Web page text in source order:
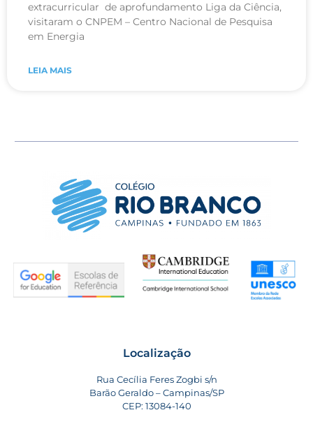
extracurricular de aprofundamento Liga da Ciência,
visitaram o CNPEM – Centro Nacional de Pesquisa
em Energia
LEIA MAIS
Localização
Rua Cecília Feres Zogbi s/n
Barão Geraldo – Campinas/SP
CEP: 13084-140